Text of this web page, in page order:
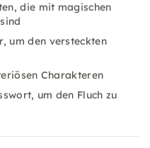
die mit magischen
um den versteckten
Charakteren
um den Fluch zu